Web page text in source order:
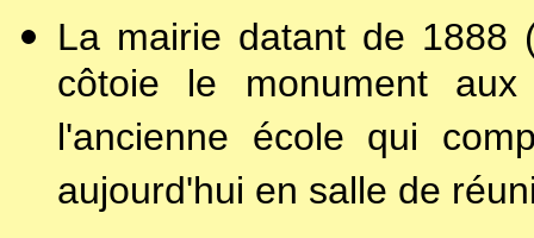
La mairie datant de 1888
côtoie le monument
l'ancienne école qui
aujourd'hui en salle de